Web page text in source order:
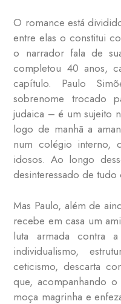
O romance está
entre elas o constitui
o narrador fala de
completou 40 anos,
capítulo. Paulo
sobrenome trocado
judaica – é um sujeito
logo de manhã a
num colégio interno,
idosos. Ao longo
desinteressado de tudo
Mas Paulo, além de
recebe em casa um
luta armada contra
individualismo,
ceticismo, descarta
que, acompanhando
moça magrinha e